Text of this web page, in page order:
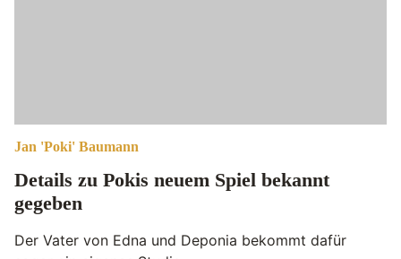
Jan 'Poki' Baumann
Details zu Pokis neuem Spiel bekannt
gegeben
Der Vater von Edna und Deponia bekommt dafür